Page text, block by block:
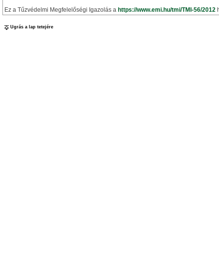
Ez a Tűzvédelmi Megfelelőségi Igazolás a https://www.emi.hu/tmi/TMI-56/2012
Ugrás a lap tetejére